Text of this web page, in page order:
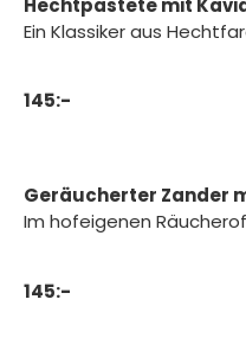
Ein Klassiker aus
145:-
Geräucherter Zander
Im hofeigenen
145:-